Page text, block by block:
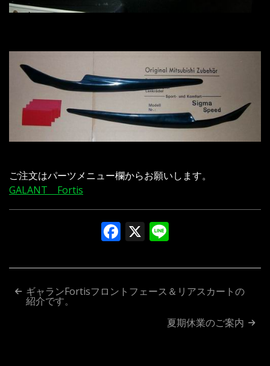
ご注文はパーツメニュー欄からお願いします。
GALANT Fortis
Facebook
X
投 ギャランFortisフロントフェース＆リアスカートの
紹介です。
夏期休業のご案内